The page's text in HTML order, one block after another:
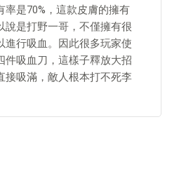
是70%，這款皮膚的擁有
說是打野一哥，不僅擁有很
進行吸血。因此很多玩家使
件吸血刀，這樣子釋放大招
接吸滿，敵人根本打不死李